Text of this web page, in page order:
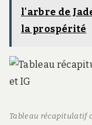
l'arbre de
la prospérité
Tableau récapitulatif